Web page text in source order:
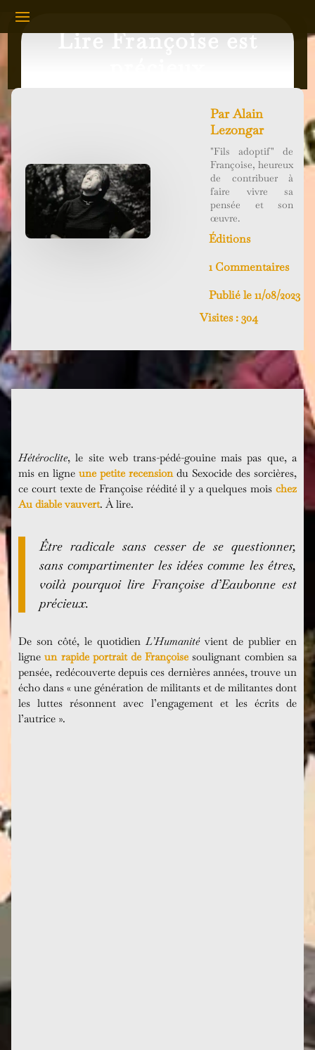
Lire Françoise est
ParAlain
Lezongar
"Fils adoptif" de
Françoise, heureux
de contribuer à
faire vivre sa
pensée et son
œuvre.
Éditions
1 Commentaires
Publié le 11/08/2023
Visites : 304
Hétéroclite, le site web trans-pédé-gouine mais pas que, a
mis en ligneune petite recensiondu Sexocide des sorcières,
ce court texte de Françoise réédité il y a quelques mois chez
Au diable vauvert. À lire.
Être radicale sans cesser de se questionner,
sans compartimenter les idées comme les êtres,
voilà pourquoi lire Françoise d’Eaubonne est
précieux.
De son côté, le quotidienL’Humanitévient de publier en
ligneun rapide portrait de Françoise soulignant combien sa
pensée, redécouverte depuis ces dernières années, trouve un
écho dans « une génération de militants et de militantes dont
les luttes résonnent avec l’engagement et les écrits de
l’autrice ».